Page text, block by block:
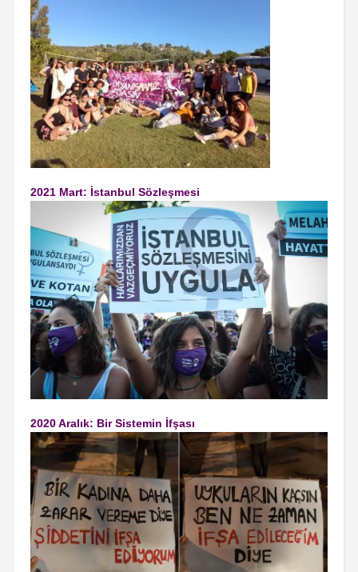
2021 Mart: İstanbul Sözleşmesi
2020 Aralık: Bir Sistemin İfşası